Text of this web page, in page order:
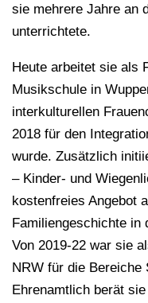
sie mehrere Jahre an
unterrichtete.
Heute arbeitet sie als
Musikschule in
interkulturellen
2018 für den
wurde. Zusätzlich
– Kinder- und
kostenfreies Angebot
Familiengeschichte in
Von 2019-22 war sie
NRW für die Bereiche
Ehrenamtlich berät